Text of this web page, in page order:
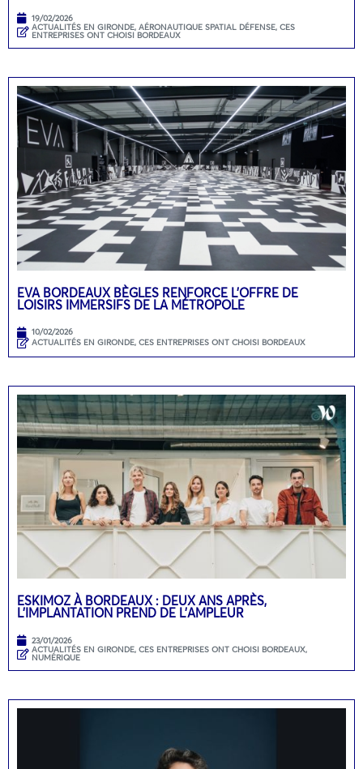
19/02/2026
ACTUALITÉS EN GIRONDE, AÉRONAUTIQUE SPATIAL DÉFENSE, CES
ENTREPRISES ONT CHOISI BORDEAUX
EVA BORDEAUX BÈGLES RENFORCE L’OFFRE DE
LOISIRS IMMERSIFS DE LA MÉTROPOLE
10/02/2026
ACTUALITÉS EN GIRONDE, CES ENTREPRISES ONT CHOISI BORDEAUX
ESKIMOZ À BORDEAUX : DEUX ANS APRÈS,
L’IMPLANTATION PREND DE L’AMPLEUR
23/01/2026
ACTUALITÉS EN GIRONDE, CES ENTREPRISES ONT CHOISI BORDEAUX,
NUMÉRIQUE